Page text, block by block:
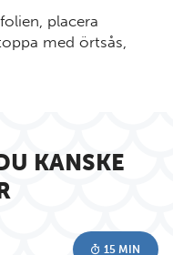
placera
med örtsås,
KANSKE
15 MIN